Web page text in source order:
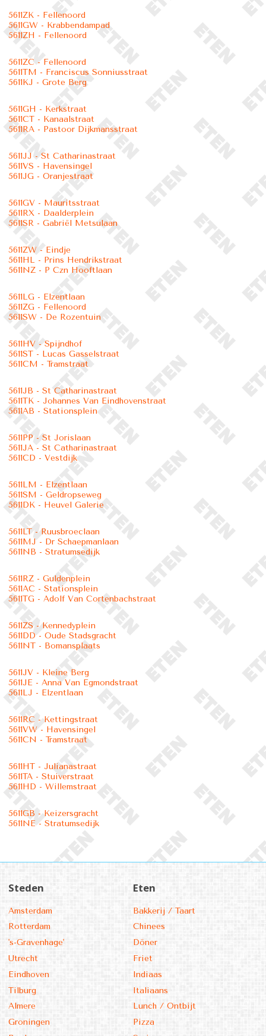
5611ZK - Fellenoord
5611GW - Krabbendampad
5611ZH - Fellenoord
5611ZC - Fellenoord
5611TM - Franciscus Sonniusstraat
5611KJ - Grote Berg
5611GH - Kerkstraat
5611CT - Kanaalstraat
5611RA - Pastoor Dijkmansstraat
5611JJ - St Catharinastraat
5611VS - Havensingel
5611JG - Oranjestraat
5611GV - Mauritsstraat
5611RX - Daalderplein
5611SR - Gabriël Metsulaan
5611ZW - Eindje
5611HL - Prins Hendrikstraat
5611NZ - P Czn Hooftlaan
5611LG - Elzentlaan
5611ZG - Fellenoord
5611SW - De Rozentuin
5611HV - Spijndhof
5611ST - Lucas Gasselstraat
5611CM - Tramstraat
5611JB - St Catharinastraat
5611TK - Johannes Van Eindhovenstraat
5611AB - Stationsplein
5611PP - St Jorislaan
5611JA - St Catharinastraat
5611CD - Vestdijk
5611LM - Elzentlaan
5611SM - Geldropseweg
5611DK - Heuvel Galerie
5611LT - Ruusbroeclaan
5611MJ - Dr Schaepmanlaan
5611NB - Stratumsedijk
5611RZ - Guldenplein
5611AC - Stationsplein
5611TG - Adolf Van Cortenbachstraat
5611ZS - Kennedyplein
5611DD - Oude Stadsgracht
5611NT - Bomansplaats
5611JV - Kleine Berg
5611JE - Anna Van Egmondstraat
5611LJ - Elzentlaan
5611RC - Kettingstraat
5611VW - Havensingel
5611CN - Tramstraat
5611HT - Julianastraat
5611TA - Stuiverstraat
5611HD - Willemstraat
5611GB - Keizersgracht
5611NE - Stratumsedijk
Steden
Amsterdam
Rotterdam
's-Gravenhage'
Utrecht
Eindhoven
Tilburg
Almere
Groningen
Eten
Bakkerij / Taart
Chinees
Döner
Friet
Indiaas
Italiaans
Lunch / Ontbijt
Pizza